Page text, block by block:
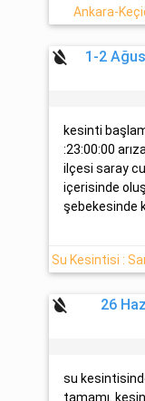
Ankara-
format_color_reset
1-2
kesinti
:23:00:00
ilçesi saray
içerisinde
şebekesinde
format_color_reset
26
su
tamamı.